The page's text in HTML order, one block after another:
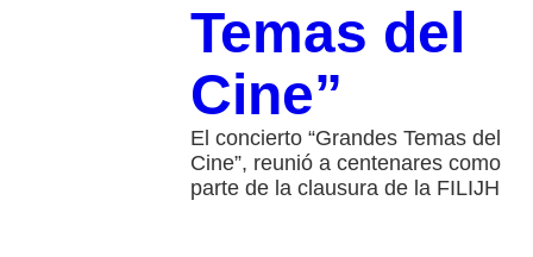
Temas del
Cine”
El concierto “Grandes Temas del
Cine”, reunió a centenares como
parte de la clausura de la FILIJH